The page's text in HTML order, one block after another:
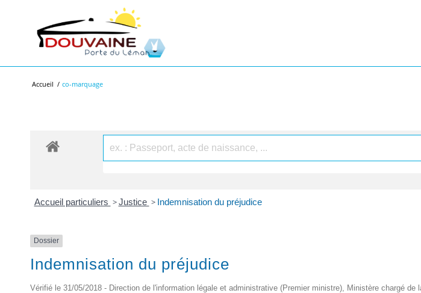
Accueil / co-marquage
Accueil particuliers > Justice > Indemnisation du préjudice
Dossier
Indemnisation du préjudice
Vérifié le 31/05/2018 - Direction de l'information légale et administrative (Premier ministre), Ministère chargé de